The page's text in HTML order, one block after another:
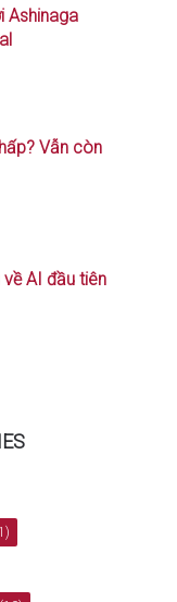
Ashinaga
Vẫn còn
AI đầu tiên